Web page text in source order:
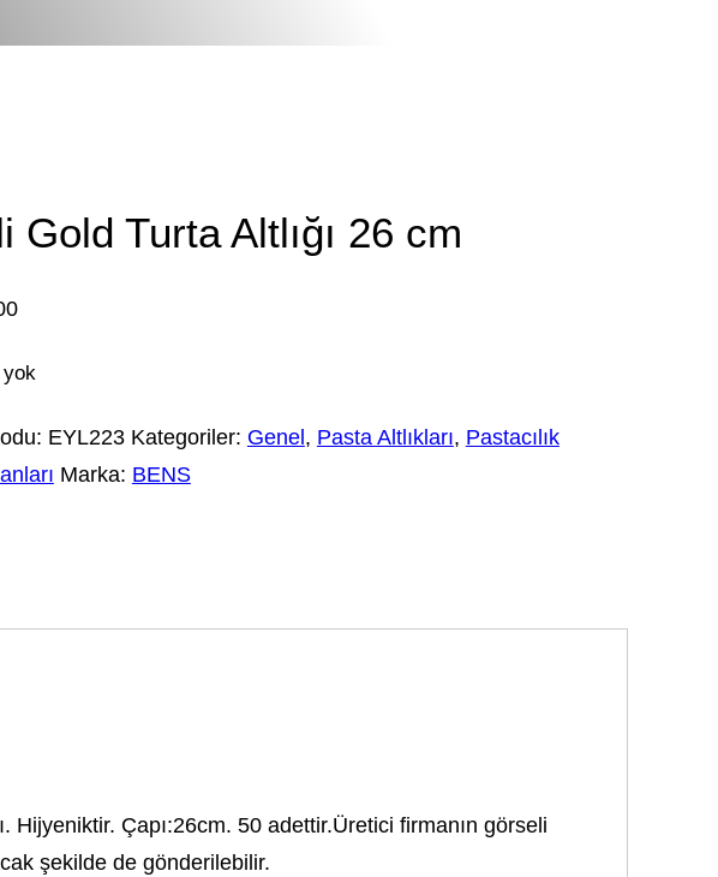
Gold Turta Altlığı 26 cm
yok
EYL223 Kategoriler: Genel, Pasta Altlıkları, Pastacılık
Marka: BENS
Hijyeniktir. Çapı:26cm. 50 adettir.Üretici firmanın görseli
şekilde de gönderilebilir.